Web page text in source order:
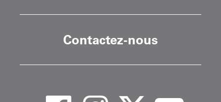
Contactez-nous